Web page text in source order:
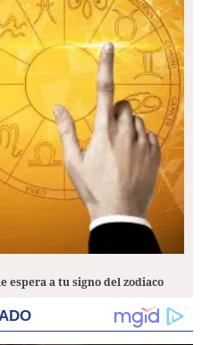
espera a tu signo del zodiaco